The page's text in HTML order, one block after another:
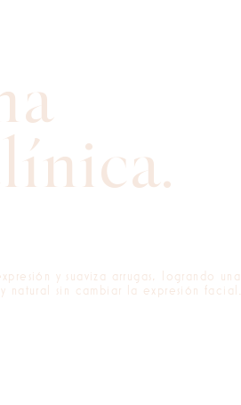
y suaviza arrugas, logrando una
natural sin cambiar la expresión facial.